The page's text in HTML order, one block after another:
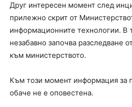
Друг интересен момент след
прилежно скрит от
информационните технологии. В
незабавно започва разследване
към министерството.
Към този момент информация за
обаче не е оповестена.